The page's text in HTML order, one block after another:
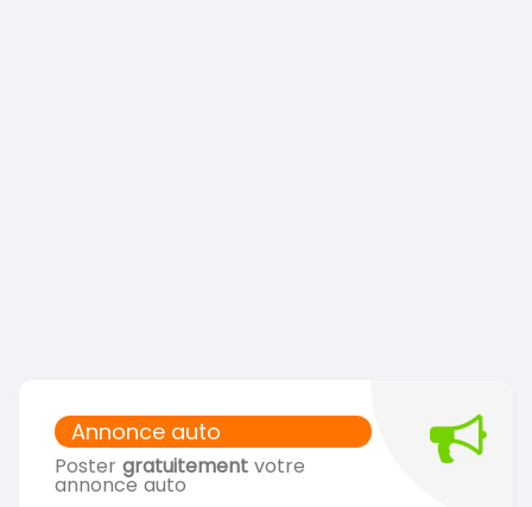
Annonce auto
Poster gratuitement votre
annonce auto